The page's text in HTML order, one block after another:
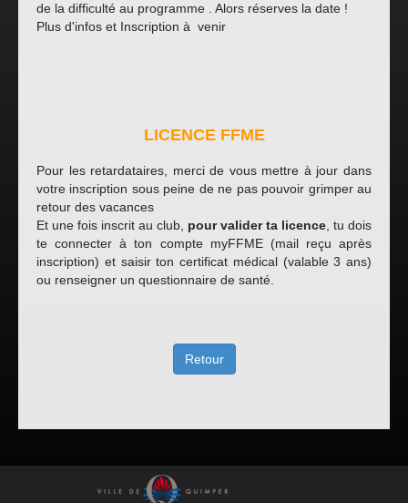
de la difficulté au programme . Alors réserves la date !
Plus d'infos et Inscription à venir
LICENCE FFME
Pour les retardataires, merci de vous mettre à jour dans
votre inscription sous peine de ne pas pouvoir grimper au
retour des vacances
Et une fois inscrit au club, pour valider ta licence , tu dois
te connecter à ton compte myFFME (mail reçu après
inscription) et saisir ton certificat médical (valable 3 ans)
ou renseigner un questionnaire de santé.
Retour